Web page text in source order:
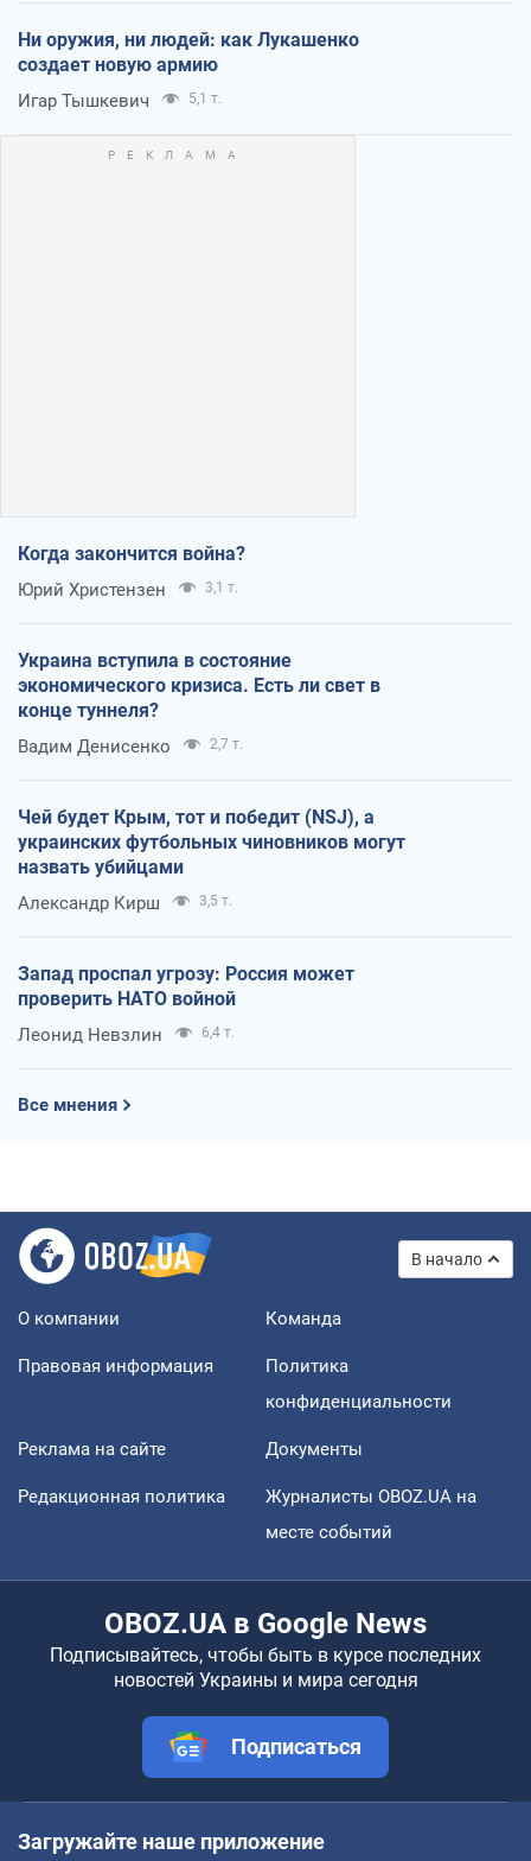
Ни оружия, ни людей: как Лукашенко
создает новую армию
Игар Тышкевич 5,1 т.
Когда закончится война?
Юрий Христензен 3,1 т.
Украина вступила в состояние
экономического кризиса. Есть ли свет в
конце туннеля?
Вадим Денисенко 2,7 т.
Чей будет Крым, тот и победит (NSJ), а
украинских футбольных чиновников могут
назвать убийцами
Александр Кирш 3,5 т.
Запад проспал угрозу: Россия может
проверить НАТО войной
Леонид Невзлин 6,4 т.
Все мнения
В начало
О компании Команда
Правовая информация
Политика
конфиденциальности
Реклама на сайте Документы
Редакционная политика
Журналисты OBOZ.UA на
месте событий
OBOZ.UA в Google News
Подписывайтесь, чтобы быть в курсе последних
новостей Украины и мира сегодня
Подписаться
Загружайте наше приложение